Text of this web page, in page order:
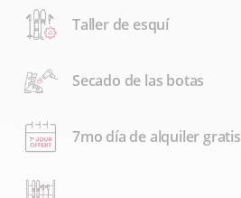
Taller de esquí
Secado de las botas
7mo día de alquiler gratis